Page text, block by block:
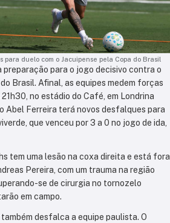
para duelo com o Jacuipense pela Copa do Brasil
preparação para o jogo decisivo contra o
Brasil. Afinal, as equipes medem forças
no estádio do Café, em Londrina
Abel Ferreira terá novos desfalques para
que venceu por 3 a 0 no jogo de ida,
tem uma lesão na coxa direita e está fora
Pereira, com um trauma na região
se de cirurgia no tornozelo
em campo.
desfalca a equipe paulista. O